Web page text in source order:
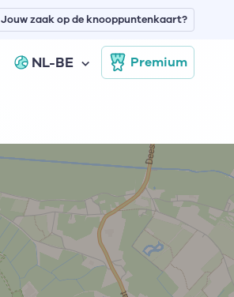
NL-BE Premium
Jouw zaak op de knooppuntenkaart?